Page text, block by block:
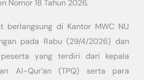
Nomor 18 Tahun 2026.
berlangsung di Kantor MWC NU
pada Rabu (29/4/2026) dan
yang terdiri dari kepala
Al-Qur’an (TPQ) serta para